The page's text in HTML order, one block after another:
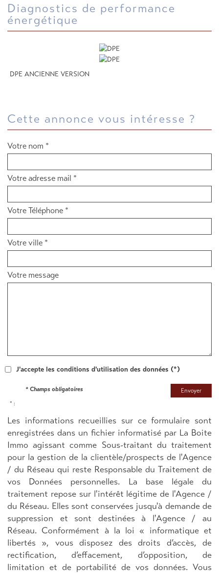
diagnostics de performance
énergétique
DPE ANCIENNE VERSION
cette annonce vous intéresse ?
Votre nom *
Votre adresse mail *
Votre Téléphone *
Votre ville *
Votre message
J'accepte les conditions d'utilisation des données (*)
Envoyer
* Champs obligatoires
* :
Les informations recueillies sur ce formulaire sont
enregistrées dans un fichier informatisé par La Boite
Immo agissant comme Sous-traitant du traitement
pour la gestion de la clientèle/prospects de l'Agence
/ du Réseau qui reste Responsable du Traitement de
vos Données personnelles. La base légale du
traitement repose sur l'intérêt légitime de l'Agence /
du Réseau. Elles sont conservées jusqu'à demande de
suppression et sont destinées à l'Agence / au
Réseau. Conformément à la loi « informatique et
libertés », vous disposez des droits d’accès, de
rectification, d’effacement, d’opposition, de
limitation et de portabilité de vos données. Vous